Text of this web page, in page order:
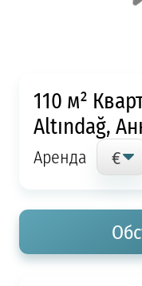
110 м²
Altındağ,
Аренда